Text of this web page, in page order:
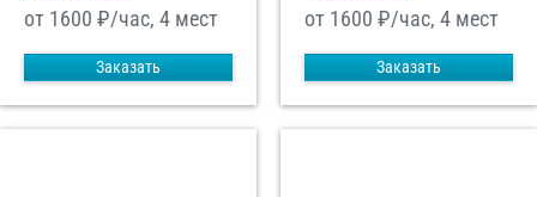
от 1600 ₽/час, 4 мест
Заказать
от 1600 ₽/час, 4 мест
Заказать